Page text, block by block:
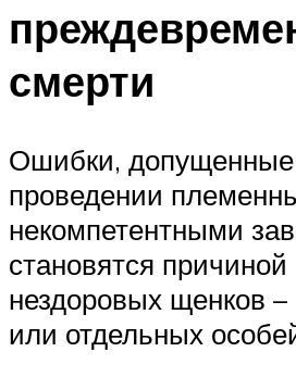
смерти
Ошибки, допущенные
проведении
некомпетентными
становятся
нездоровых щенков –
или отдельных